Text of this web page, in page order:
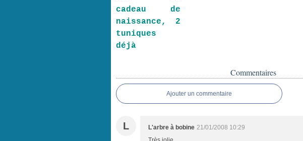
cadeau de
naissance, 2
tuniques
déjà
Commentaires
Ajouter un commentaire
L L'arbre à bobine 21/01/2008 10:29